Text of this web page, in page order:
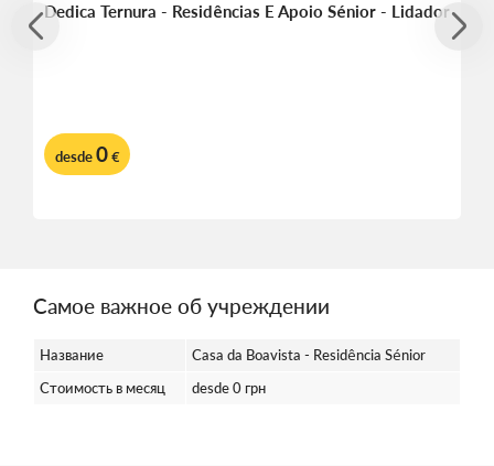
Dedica Ternura - Residências E Apoio Sénior - Lidador
desde0€
Самое важное об учреждении
Название
Casa da Boavista - Residência Sénior
Стоимость в месяц
desde 0 грн